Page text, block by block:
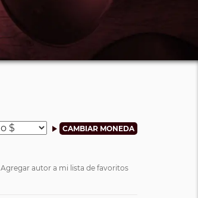
Agregar autor a mi lista de favoritos